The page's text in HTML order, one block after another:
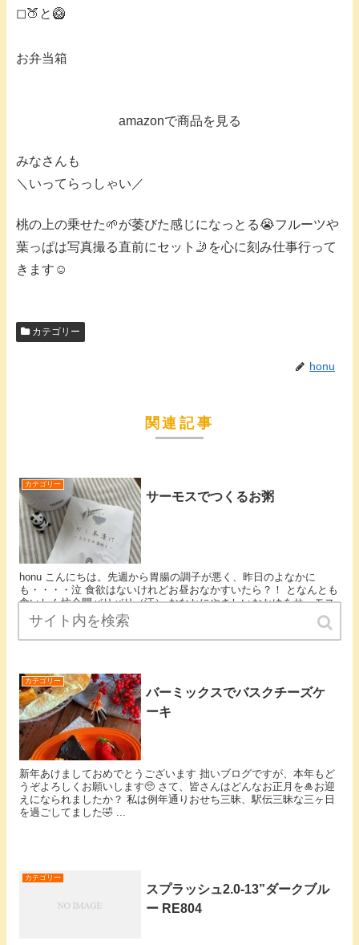
◻︎🍑と🥝
お弁当箱
amazonで商品を見る
⁡みなさんも
＼いってらっしゃい／
桃の上の乗せた🌱が萎びた感じになっとる😭フルーツや
葉っぱは写真撮る直前にセット🤳を心に刻み仕事行って
きます☺️
カテゴリー
honu
関連記事
カテゴリー
サーモスでつくるお粥
honu こんにちは。先週から胃腸の調子が悪く、昨日のよなかに
も・・・・泣 食欲はないけれどお昼おなかすいたら？！ となんとも
食いしん坊全開バリバリ（汗） おなかにやさしいおかゆをサーモス
で作って持っていくことに...
カテゴリー
バーミックスでバスクチーズケ
ーキ
新年あけましておめでとうございます 拙いブログですが、本年もど
うぞよろしくお願いします🥺 さて、皆さんはどんなお正月を🎍お迎
えになられましたか？ 私は例年通りおせち三昧、駅伝三昧な三ヶ日
を過ごしてました🤣 ...
カテゴリー
スプラッシュ2.0-13”ダークブル
ー RE804